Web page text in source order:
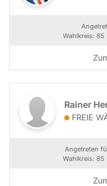
Wahlkreis: 85
Rainer
FREIE
Angetreten
Wahlkreis: 85